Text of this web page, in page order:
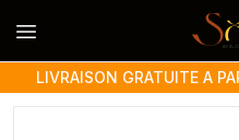
Open menu
LIVRAISON GRATUITE A